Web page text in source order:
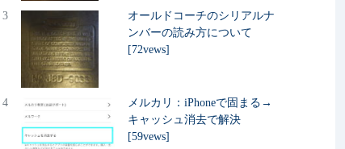
3
オールドコーチのシリアルナ
ンバーの読み方について
[72vews]
4
メルカリ：iPhoneで固まる→
キャッシュ消去で解決
[59vews]